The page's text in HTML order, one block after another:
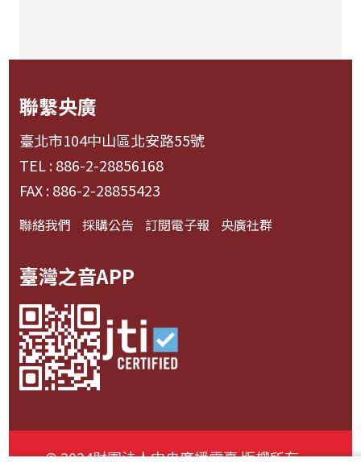
聯繫央廣
臺北市104中山區北安路55號
TEL : 886-2-28856168
FAX : 886-2-28855423
聯絡我們 採購公告 訂閱電子報 央廣社群
臺灣之音APP
© 2024財團法人中央廣播電臺 版權所有